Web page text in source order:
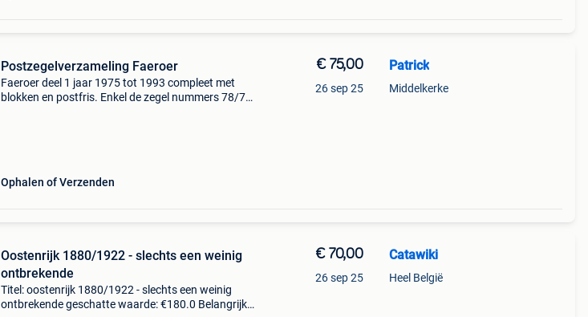
Postzegelverzameling Faeroer
Faeroer deel 1 jaar 1975 tot 1993 compleet met
blokken en postfris. Enkel de zegel nummers 78/79
Ophalen of Verzenden
€ 75,00
26 sep 25
Patrick
Middelkerke
Oostenrijk 1880/1922 - slechts een weinig
ontbrekende
Titel: oostenrijk 1880/1922 - slechts een weinig
ontbrekende geschatte waarde: €180.0 Belangrijk:
€ 70,00
26 sep 25
Catawiki
Heel België